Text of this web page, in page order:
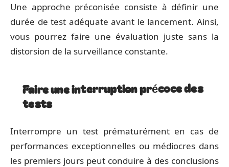
Une approche préconisée consiste à définir une
durée de test adéquate avant le lancement. Ainsi,
vous pourrez faire une évaluation juste sans la
distorsion de la surveillance constante.
Faire une interruption précoce des
tests
Interrompre un test prématurément en cas de
performances exceptionnelles ou médiocres dans
les premiers jours peut conduire à des conclusions